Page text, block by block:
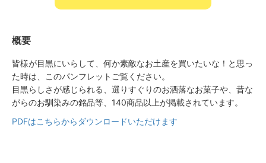
概要
皆様が目黒にいらして、何か素敵なお土産を買いたいな！と思っ
た時は、このパンフレットご覧ください。
目黒らしさが感じられる、選りすぐりのお洒落なお菓子や、昔な
がらのお馴染みの銘品等、140商品以上が掲載されています。
PDFはこちらからダウンロードいただけます